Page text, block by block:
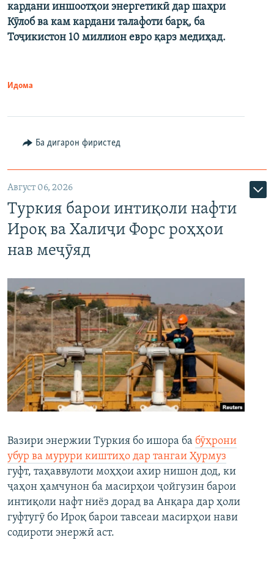
кардани иншоотҳои энергетикӣ дар шаҳри
Кӯлоб ва кам кардани талафоти барқ, ба
Тоҷикистон 10 миллион евро қарз медиҳад.
Идома
Ба дигарон фиристед
Август 06, 2026
Туркия барои интиқоли нафти
Ироқ ва Халиҷи Форс роҳҳои
нав меҷӯяд
Вазири энержии Туркия бо ишора ба бӯҳрони
убур ва мурури киштиҳо дар тангаи Ҳурмуз
гуфт, таҳаввулоти моҳҳои ахир нишон дод, ки
ҷаҳон ҳамчунон ба масирҳои ҷойгузин барои
интиқоли нафт ниёз дорад ва Анқара дар ҳоли
гуфтугӯ бо Ироқ барои тавсеаи масирҳои нави
содироти энержӣ аст.